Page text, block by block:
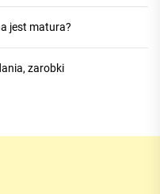
jest matura?
zarobki